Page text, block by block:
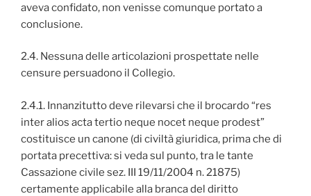
aveva confidato, non venisse comunque portato a
conclusione.
2.4. Nessuna delle articolazioni prospettate nelle
censure persuadono il Collegio.
2.4.1. Innanzitutto deve rilevarsi che il brocardo “res
inter alios acta tertio neque nocet neque prodest”
costituisce un canone (di civiltà giuridica, prima che di
portata precettiva: si veda sul punto, tra le tante
Cassazione civile sez. III 19/11/2004 n. 21875)
certamente applicabile alla branca del diritto